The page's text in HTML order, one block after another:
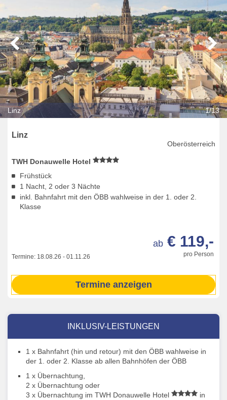
Linz 1/13
Linz
Oberösterreich
TWH Donauwelle Hotel
Frühstück
1 Nacht, 2 oder 3 Nächte
inkl. Bahnfahrt mit den ÖBB wahlweise in der 1. oder 2.
Klasse
Termine: 18.08.26 - 01.11.26 pro Person
ab € 119,-
Termine anzeigen
INKLUSIV-LEISTUNGEN
1 x Bahnfahrt (hin und retour) mit den ÖBB wahlweise in
der 1. oder 2. Klasse ab allen Bahnhöfen der ÖBB
1 x Übernachtung,
2 x Übernachtung oder
3 x Übernachtung im TWH Donauwelle Hotel
in